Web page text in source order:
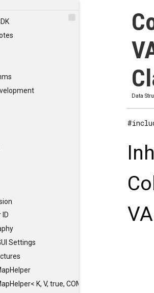
Settings
K, V, true, COMPARE, ARRAY >
Data